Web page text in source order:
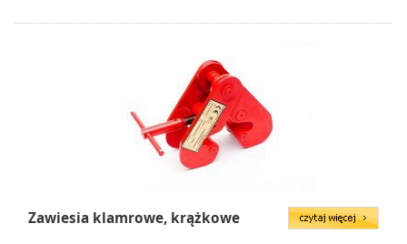
Zawiesia klamrowe, krążkowe